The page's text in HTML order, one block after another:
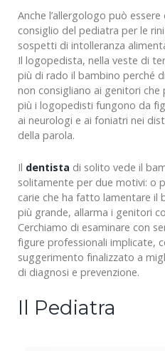
Anche l’allergologo può
consiglio del pediatra per le
sospetti di intolleranza
Il logopedista, nella veste di
più di rado il bambino perché
non consigliano ai genitori che
più i logopedisti fungono da
ai neurologi e ai foniatri nei
della parola.
Il dentista di solito vede il
solitamente per due motivi: o
carie che ha fatto lamentare il
più grande, allarma i genitori
Cerchiamo di esaminare con
figure professionali implicate,
suggerimento finalizzato a
di diagnosi e prevenzione.
Il Pediatra